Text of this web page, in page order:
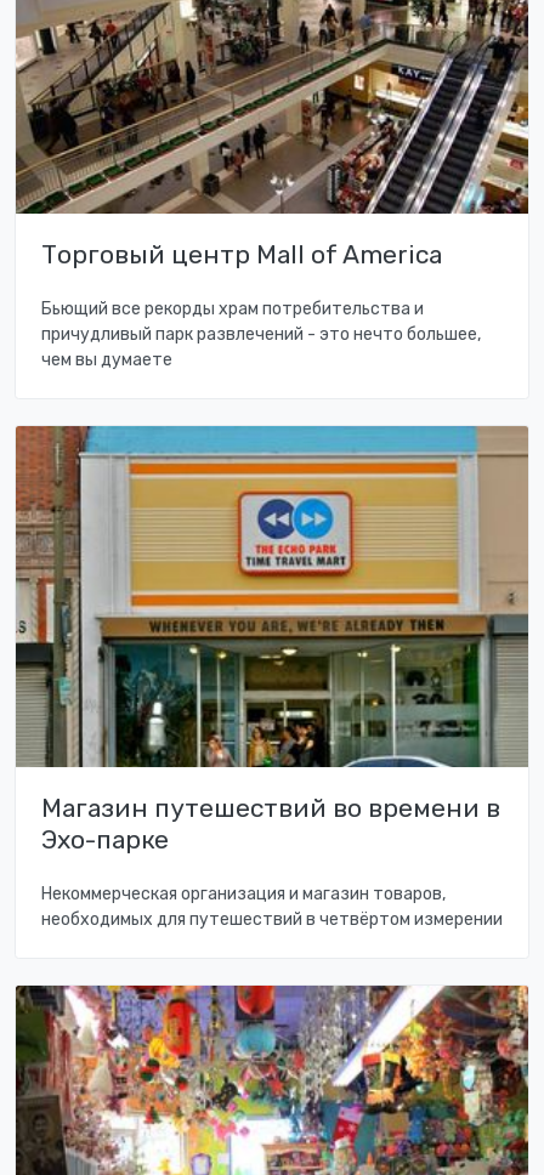
Торговый центр Mall of America
Бьющий все рекорды храм потребительства и
причудливый парк развлечений - это нечто большее,
чем вы думаете
Магазин путешествий во времени в
Эхо-парке
Некоммерческая организация и магазин товаров,
необходимых для путешествий в четвёртом измерении